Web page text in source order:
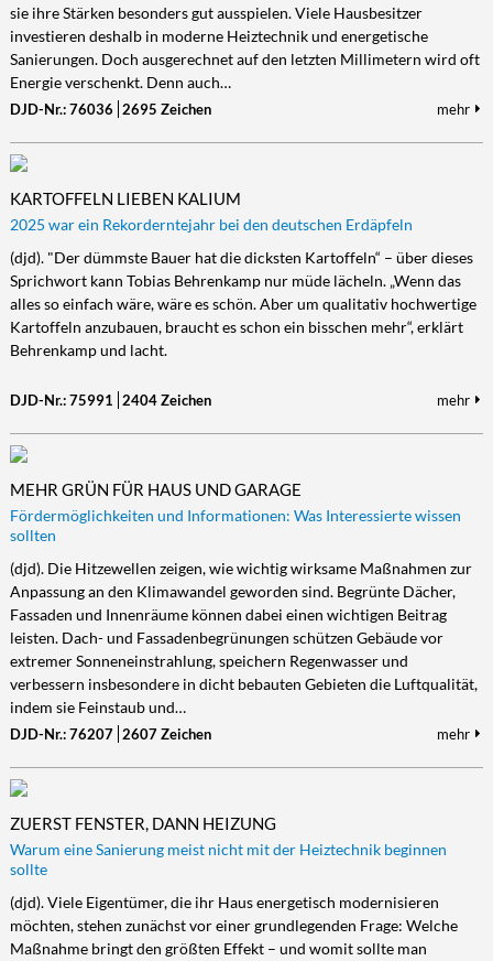
Kultur/Literatur
Mode
Soziales/Umwelt
Wellness
Fahrrad/E-Bike
Mobilität
Landschaft/Berge
Meer
Städte/Kultur
Weitere Reisethemen
Rund ums Haus
Garten
Haus
TECHNIK
Technik
Hardware/Software
Trends/Mobil
sie ihre Stärken besonders gut ausspielen. Viele Hausbesitzer
investieren deshalb in moderne Heiztechnik und energetische
Sanierungen. Doch ausgerechnet auf den letzten Millimetern wird oft
Energie verschenkt. Denn auch…
DJD-Nr.: 76036 2695 Zeichen mehr
KARTOFFELN LIEBEN KALIUM
2025 war ein Rekorderntejahr bei den deutschen Erdäpfeln
(djd). "Der dümmste Bauer hat die dicksten Kartoffeln“ – über dieses
Sprichwort kann Tobias Behrenkamp nur müde lächeln. „Wenn das
alles so einfach wäre, wäre es schön. Aber um qualitativ hochwertige
Kartoffeln anzubauen, braucht es schon ein bisschen mehr“, erklärt
Behrenkamp und lacht.
DJD-Nr.: 75991 2404 Zeichen mehr
MEHR GRÜN FÜR HAUS UND GARAGE
Fördermöglichkeiten und Informationen: Was Interessierte wissen
sollten
(djd). Die Hitzewellen zeigen, wie wichtig wirksame Maßnahmen zur
Anpassung an den Klimawandel geworden sind. Begrünte Dächer,
Fassaden und Innenräume können dabei einen wichtigen Beitrag
leisten. Dach- und Fassadenbegrünungen schützen Gebäude vor
extremer Sonneneinstrahlung, speichern Regenwasser und
verbessern insbesondere in dicht bebauten Gebieten die Luftqualität,
indem sie Feinstaub und…
DJD-Nr.: 76207 2607 Zeichen mehr
ZUERST FENSTER, DANN HEIZUNG
Warum eine Sanierung meist nicht mit der Heiztechnik beginnen
sollte
(djd). Viele Eigentümer, die ihr Haus energetisch modernisieren
möchten, stehen zunächst vor einer grundlegenden Frage: Welche
Maßnahme bringt den größten Effekt – und womit sollte man